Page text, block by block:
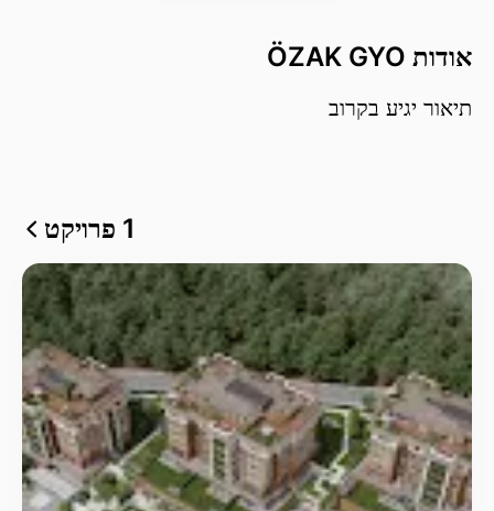
אודות ÖZAK GYO
תיאור יגיע בקרוב
1 פרויקט